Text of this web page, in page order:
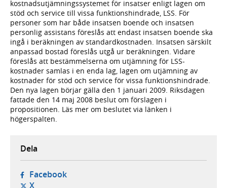
kostnadsutjämningssystemet för insatser enligt lagen om
stöd och service till vissa funktionshindrade, LSS. För
personer som har både insatsen boende och insatsen
personlig assistans föreslås att endast insatsen boende ska
ingå i beräkningen av standardkostnaden. Insatsen särskilt
anpassad bostad föreslås utgå ur beräkningen. Vidare
föreslås att bestämmelserna om utjämning för LSS-
kostnader samlas i en enda lag, lagen om utjämning av
kostnader för stöd och service för vissa funktionshindrade.
Den nya lagen börjar gälla den 1 januari 2009. Riksdagen
fattade den 14 maj 2008 beslut om förslagen i
propositionen. Läs mer om beslutet via länken i
högerspalten.
Dela
Facebook- öppnas i ny flik, extern webbplats,
X- öppnas i ny flik, extern webbplats,